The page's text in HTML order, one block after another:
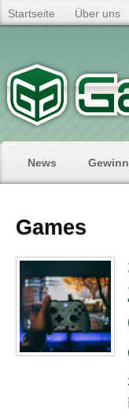
Startseite Über uns
News
Games